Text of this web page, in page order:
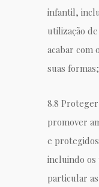
infantil,
utilização
acabar com
suas formas;
8.8
promover
e
incluindo
particular